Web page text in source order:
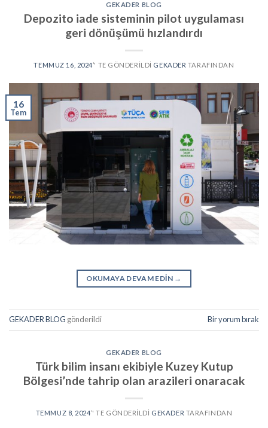
GEKADER BLOG
Depozito iade sisteminin pilot uygulaması
geri dönüşümü hızlandırdı
TEMMUZ 16, 2024’' TE GÖNDERILDI GEKADER TARAFINDAN
16
Tem
OKUMAYA DEVAM EDIN →
GEKADER BLOG gönderildi Bir yorum bırak
GEKADER BLOG
Türk bilim insanı ekibiyle Kuzey Kutup
Bölgesi’nde tahrip olan arazileri onaracak
TEMMUZ 8, 2024’' TE GÖNDERILDI GEKADER TARAFINDAN